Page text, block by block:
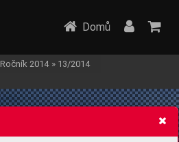
Domů
Ročník 2014 » 13/2014